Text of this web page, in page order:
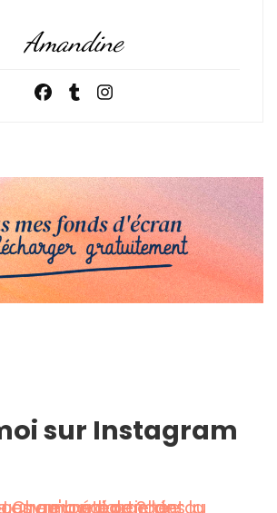
Amandine
sur Instagram